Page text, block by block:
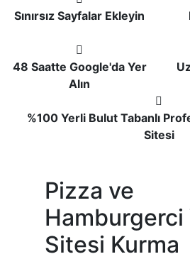
Sınırsız Sayfalar Ekleyin
48 Saatte Google'da Yer
Alın
%100 Yerli Bulut Tabanlı
Sitesi
Pizza ve
Hamburgerci
Sitesi Kurma